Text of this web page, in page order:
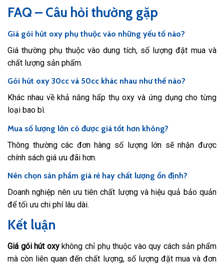
FAQ – Câu hỏi thường gặp
Giá gói hút oxy phụ thuộc vào những yếu tố nào?
Giá thường phụ thuộc vào dung tích, số lượng đặt mua và
chất lượng sản phẩm.
Gói hút oxy 30cc và 50cc khác nhau như thế nào?
Khác nhau về khả năng hấp thụ oxy và ứng dụng cho từng
loại bao bì.
Mua số lượng lớn có được giá tốt hơn không?
Thông thường các đơn hàng số lượng lớn sẽ nhận được
chính sách giá ưu đãi hơn.
Nên chọn sản phẩm giá rẻ hay chất lượng ổn định?
Doanh nghiệp nên ưu tiên chất lượng và hiệu quả bảo quản
để tối ưu chi phí lâu dài.
Kết luận
Giá gói hút oxykhông chỉ phụ thuộc vào quy cách sản phẩm
mà còn liên quan đến chất lượng, số lượng đặt mua và đơn